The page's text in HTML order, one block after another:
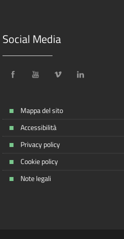
Social Media
Mappa del sito
Accessibilità
Privacy policy
Cookie policy
Note legali